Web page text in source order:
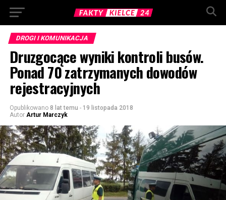
DROGI I KOMUNIKACJA
Druzgocące wyniki kontroli busów.
Ponad 70 zatrzymanych dowodów
rejestracyjnych
Opublikowano 8 lat temu - 19 listopada 2018
Autor Artur Marczyk